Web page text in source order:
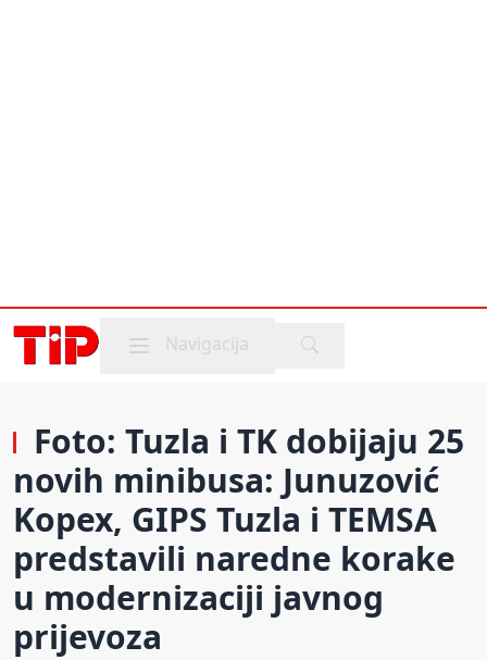
Mobile menu
Navigacija
Foto: Tuzla i TK dobijaju 25
novih minibusa: Junuzović
Kopex, GIPS Tuzla i TEMSA
predstavili naredne korake
u modernizaciji javnog
prijevoza